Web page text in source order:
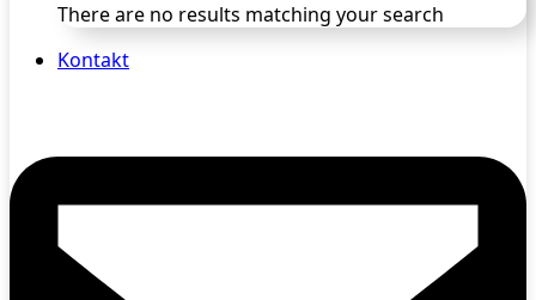
There are no results matching your search
Kontakt